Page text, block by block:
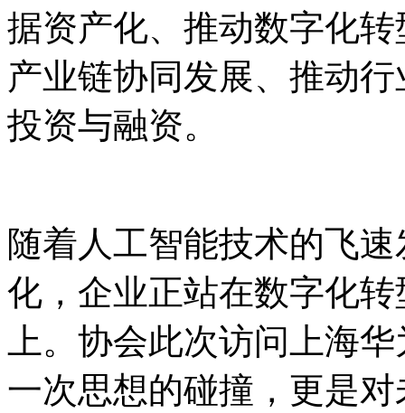
据资产化、推动数字化
产业链协同发展、推动
投资与融资。
随着人工智能技术的飞
化，企业正站在数字化
上。协会此次访问上海
一次思想的碰撞，更是